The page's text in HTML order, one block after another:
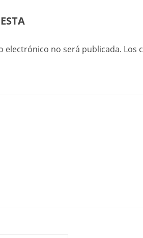
electrónico no será publicada. Los